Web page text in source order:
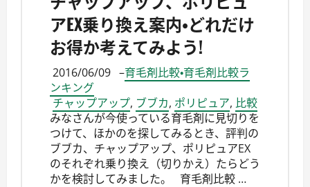
アEX乗り換え案内・どれだけ
お得か考えてみよう!
2016/06/09 –育毛剤比較・育毛剤比較ラ
ンキング
チャップアップ, ブブカ, ポリピュア, 比較
みなさんが今使っている育毛剤に見切りを
つけて、ほかのを探してみるとき、評判の
ブブカ、チャップアップ、ポリピュアEX
のそれぞれ乗り換え（切りかえ）たらどう
かを検討してみました。 育毛剤比較 …